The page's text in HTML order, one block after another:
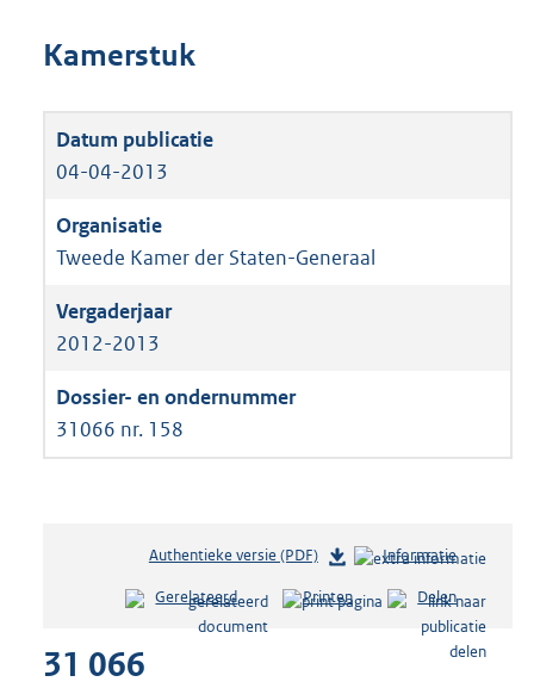
Kamerstuk
04-04-2013
Tweede Kamer der Staten-Generaal
2012-2013
31066 nr. 158
Authentieke versie (PDF)b
s
Informatie
Gerelateerd Printen Delen
31 066